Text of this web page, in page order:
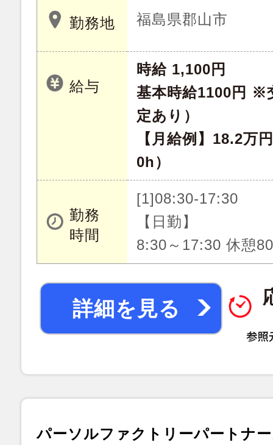
勤務地 福島県郡山市
給与
時給 1,100円
基本時給1100円 ※
定あり）
【月給例】18.2万
0h）
勤務
時間
[1]08:30-17:30
【日勤】
8:30～17:30 休憩
詳細を見る
パーソルファクトリーパートナ